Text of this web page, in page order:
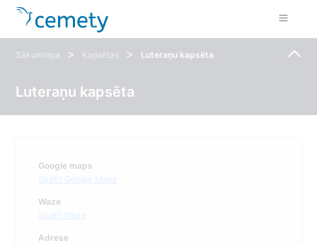
Sākumlapa > Kapsētas > Luteraņu kapsēta
Luteraņu kapsēta
Google maps
Skatīt Google Maps
Waze
Skatīt Waze
Adrese